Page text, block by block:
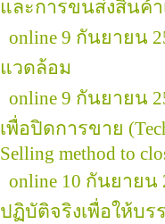
และการขนส่งสินค้
online 9 กันยายน
แวดล้อม
online 9 กันยายน
เพื่อปิดการขาย
Selling method to
online 10 กันยายน
ปฏิบัติจริงเพื่อให้บร